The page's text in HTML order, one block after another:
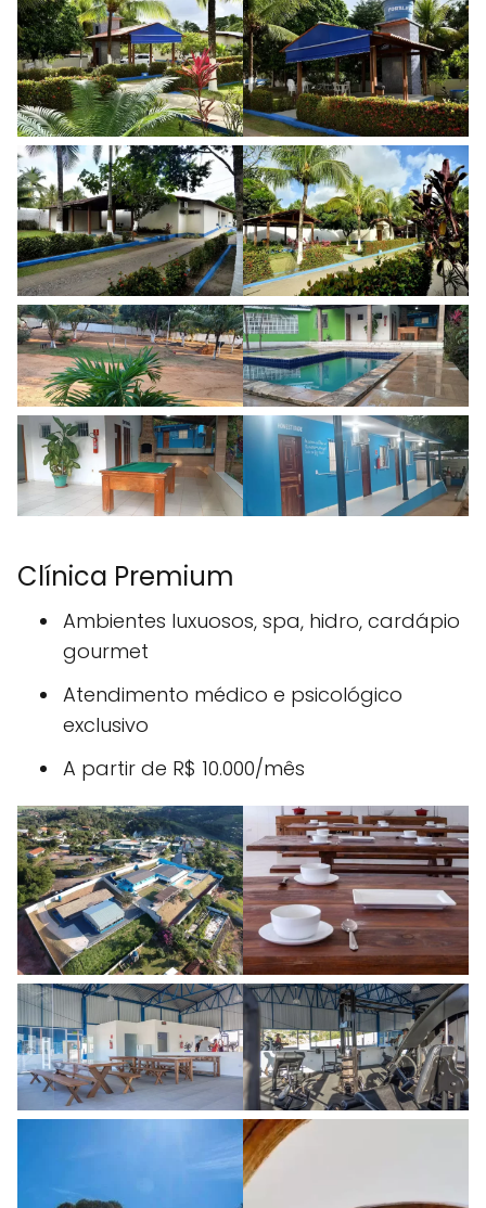
Clínica Premium
Ambientes luxuosos, spa, hidro, cardápio
gourmet
Atendimento médico e psicológico
exclusivo
A partir de R$ 10.000/mês